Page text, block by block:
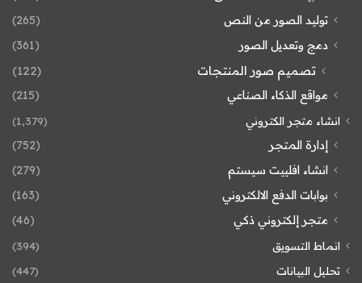
توليد الصور من النص
(265)
دمج وتعديل الصور
(361)
تصميم صور المنتجات (122)
مواقع الذكاء الصناعي (215)
انشاء متجر الكتروني (1٬379)
إدارة المتجر
(752)
انشاء افلييت سيستم
(279)
بوابات الدفع الالكتروني
(163)
متجر إلكتروني ذكي
(46)
انماط التسويق
(394)
تحليل البيانات
(447)